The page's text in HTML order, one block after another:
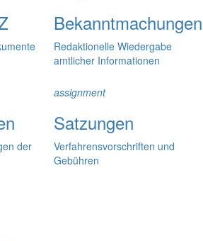
Bekanntmachungen
Redaktionelle Wiedergabe
amtlicher Informationen
der
assignment
Satzungen
Verfahrensvorschriften und
Gebühren